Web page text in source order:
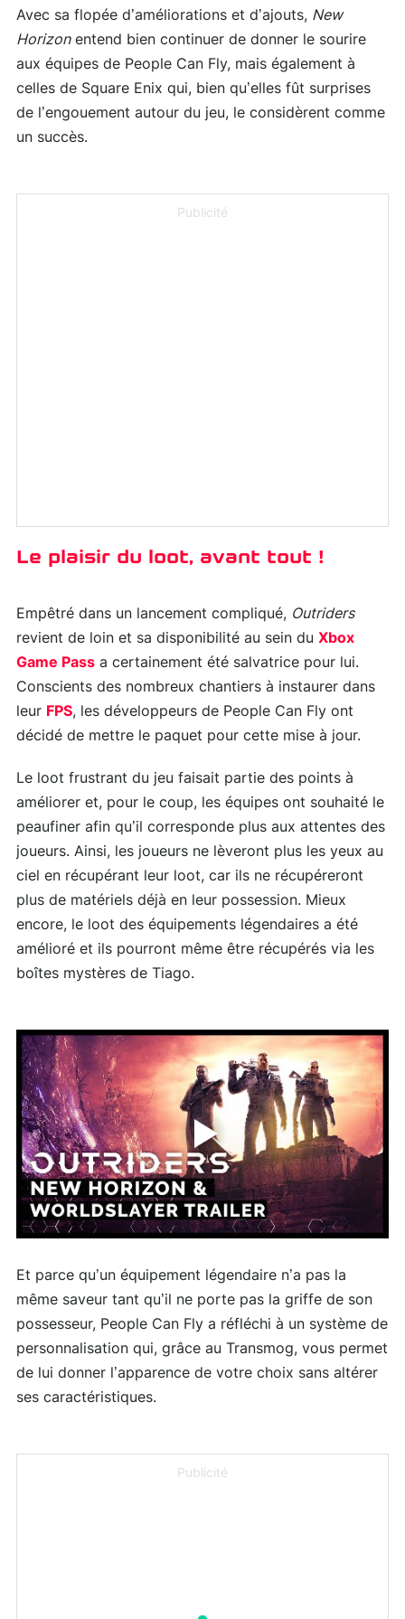
Avec sa flopée d’améliorations et d’ajouts, New
Horizonentend bien continuer de donner le sourire
aux équipes de People Can Fly, mais également à
celles de Square Enix qui, bien qu’elles fût surprises
de l’engouement autour du jeu, le considèrent comme
un succès.
Publicité
Le plaisir du loot, avant tout !
Empêtré dans un lancement compliqué, Outriders
revient de loin et sa disponibilité au sein du Xbox
Game Pass a certainement été salvatrice pour lui.
Conscients des nombreux chantiers à instaurer dans
leur FPS, les développeurs de People Can Fly ont
décidé de mettre le paquet pour cette mise à jour.
Le loot frustrant du jeu faisait partie des points à
améliorer et, pour le coup, les équipes ont souhaité le
peaufiner afin qu’il corresponde plus aux attentes des
joueurs. Ainsi, les joueurs ne lèveront plus les yeux au
ciel en récupérant leur loot, car ils ne récupéreront
plus de matériels déjà en leur possession. Mieux
encore, le loot des équipements légendaires a été
amélioré et ils pourront même être récupérés via les
boîtes mystères de Tiago.
Et parce qu’un équipement légendaire n’a pas la
même saveur tant qu’il ne porte pas la griffe de son
possesseur, People Can Fly a réfléchi à un système de
personnalisation qui, grâce au Transmog, vous permet
de lui donner l’apparence de votre choix sans altérer
ses caractéristiques.
Publicité